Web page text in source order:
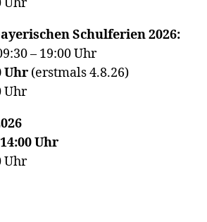
Schulferien 2026:
– 19:00 Uhr
Uhr (erstmals 4.8.26)
Uhr
14:00Uhr
Uhr